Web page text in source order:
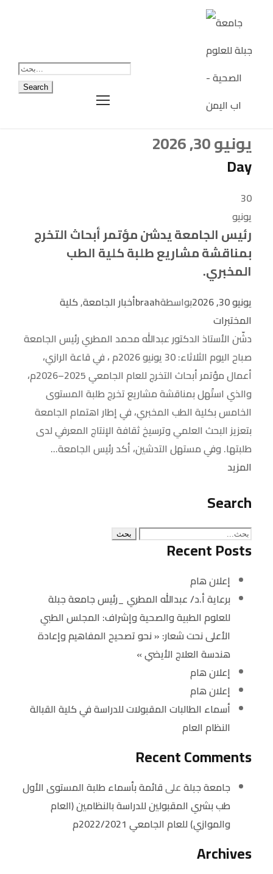
يونيو 30, 2026
Day
30
يونيو
رئيس الجامعة يدشن مؤتمر أبحاث التخرج
بمناقشة مشاريع طلبة كلية الطب
المخبري.
يونيو 30, 2026 بواسطةbraahأخبار الجامعة,كلية
المختبرات
دشّن الأستاذ الدكتور عبدالله محمد المطري رئيس الجامعة
صباح اليوم الثلاثاء: 30 يونيو 2026م ، في قاعة الرازي،
أعمال مؤتمر أبحاث التخرج للعام الجامعي 2025–2026م،
والذي استُهل بمناقشة مشاريع تخرج طلبة المستوى
الخامس بكلية الطب المخبري، في إطار اهتمام الجامعة
بتعزيز البحث العلمي وترسيخ ثقافة الإنتاج المعرفي لدى
طلبتها. وفي مستهل التدشين، أكد رئيس الجامعة...
المزيد
Search
Recent Posts
إعلان هام
برعاية أ.د/ عبدالله المطري _رئيس جامعة جبلة
للعلوم الطبية والصحية وإشراف: المجلس الطبي
الأعلى نحت شعار: « نحو تصحيح المفاهيم وإعادة
هندسة العلاج الأيضي »
إعلان هام
إعلان هام
أسماء الطالبات المقبولات للدراسة في كلية القبالة
النظام العام
Recent Comments
جامعة جبلةعلىقائمة بأسماء طلبة المستوى الأول
طب بشري المقبولين للدراسة بالنظامين (العام
والموازي) للعام الجامعي 2022/2021م
Archives